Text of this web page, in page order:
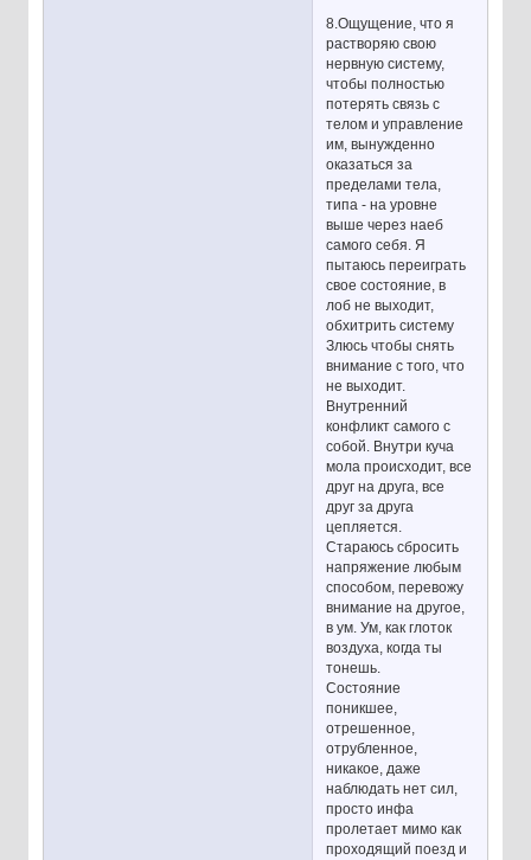
8.Ощущение, что я
растворяю свою
нервную систему,
чтобы полностью
потерять связь с
телом и управление
им, вынужденно
оказаться за
пределами тела,
типа - на уровне
выше через наеб
самого себя. Я
пытаюсь переиграть
свое состояние, в
лоб не выходит,
обхитрить систему
Злюсь чтобы снять
внимание с того, что
не выходит.
Внутренний
конфликт самого с
собой. Внутри куча
мола происходит, все
друг на друга, все
друг за друга
цепляется.
Стараюсь сбросить
напряжение любым
способом, перевожу
внимание на другое,
в ум. Ум, как глоток
воздуха, когда ты
тонешь.
Состояние
поникшее,
отрешенное,
отрубленное,
никакое, даже
наблюдать нет сил,
просто инфа
пролетает мимо как
проходящий поезд и